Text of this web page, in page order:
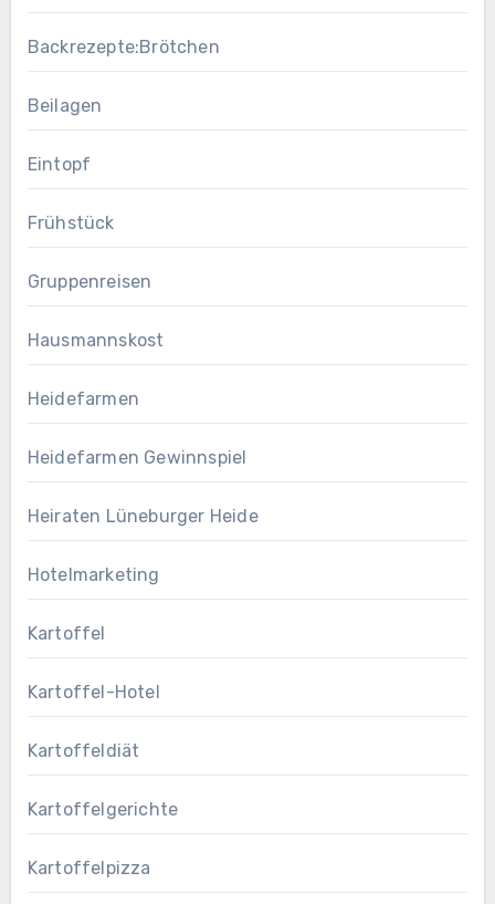
Backrezepte:Brötchen
Beilagen
Eintopf
Frühstück
Gruppenreisen
Hausmannskost
Heidefarmen
Heidefarmen Gewinnspiel
Heiraten Lüneburger Heide
Hotelmarketing
Kartoffel
Kartoffel-Hotel
Kartoffeldiät
Kartoffelgerichte
Kartoffelpizza